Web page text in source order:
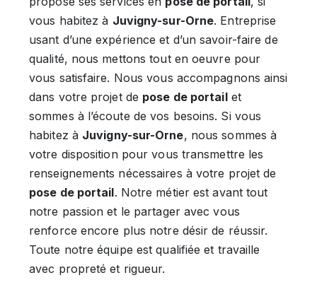
vous habitez à Juvigny-sur-Orne. Entreprise
usant d’une expérience et d’un savoir-faire de
qualité, nous mettons tout en oeuvre pour
vous satisfaire. Nous vous accompagnons ainsi
dans votre projet de pose de portailet
sommes à l’écoute de vos besoins. Si vous
habitez à Juvigny-sur-Orne, nous sommes à
votre disposition pour vous transmettre les
renseignements nécessaires à votre projet de
pose de portail. Notre métier est avant tout
notre passion et le partager avec vous
renforce encore plus notre désir de réussir.
Toute notre équipe est qualifiée et travaille
avec propreté et rigueur.